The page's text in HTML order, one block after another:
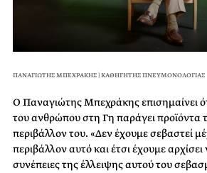
ΠΑΝΑΓΙΩΤΗΣ ΜΠΕΧΡΑΚΗΣ | ΚΑΘΗΓΗΤΗΣ ΠΝΕΥΜΟΝΟΛΟΓΙΑΣ
Ο Παναγιώτης Μπεχράκης επισημαίνει
του ανθρώπου στη Γη παράγει προϊόντα
περιβάλλον του. «Δεν έχουμε σεβαστεί
περιβάλλον αυτό και έτσι έχουμε αρχίσει
συνέπειες της έλλειψης αυτού του